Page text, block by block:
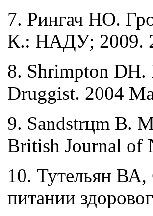
7. Рингач НО.
К.: НАДУ; 2009.
8. Shrimpton DH.
Druggist. 2004
9. Sandstrцm B.
British Journal of
10. Тутельян
питании